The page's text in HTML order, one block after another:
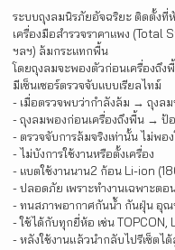
ระบบถุงลมนิรภัยอัจฉริยะ ติดตั้งที่
เครื่องมือสำรวจราคาแพง
ฯลฯ) ล้มกระแทกพื้น
โดยถุงลมจะพองตัวก่อนเครื่องถึง
มีเซ็นเซอร์ตรวจจับแบบเรียลไทม์
- เมื่อตรวจพบว่ากำลังล้ม → ถุงลม
- ถุงลมพองก่อนเครื่องถึงพื้น → ป้
- ตรวจจับการล้มจริงเท่านั้น ไม่พอ
- ไม่บังการใช้งานหรือตั้งเครื่อง
- แบตใช้งานนาน2 ก้อน Li-ion
- ปลอดภัย เพราะทำงานเฉพาะต
- ทนสภาพอากาศกันน้ำ กันฝุ่น อุณ
- ใช้ได้กับทุกยี่ห้อ เช่น TOPCON,
- หลังใช้งานแล้วนำกลับไปรีเซ็ตไ